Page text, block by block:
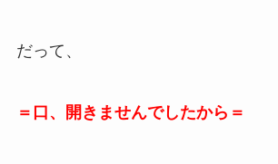
だって、
＝口、開きませんでしたから＝